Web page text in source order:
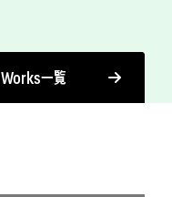
Works一覧